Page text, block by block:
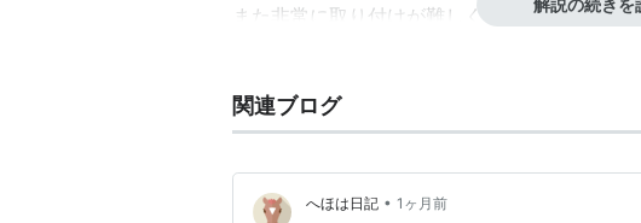
また非常に取り付けが難しく息苦しいのでや
解説の続きを
関連ブログ
へほは日記 • 1ヶ月前